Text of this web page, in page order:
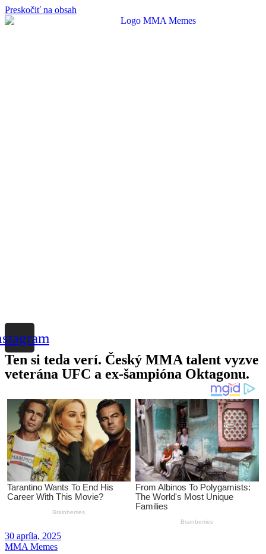
Preskočiť na obsah
Ten si teda verí. Český MMA talent vyzve
veterána UFC a ex-šampióna Oktagonu.
30 apríla, 2025
MMA Memes